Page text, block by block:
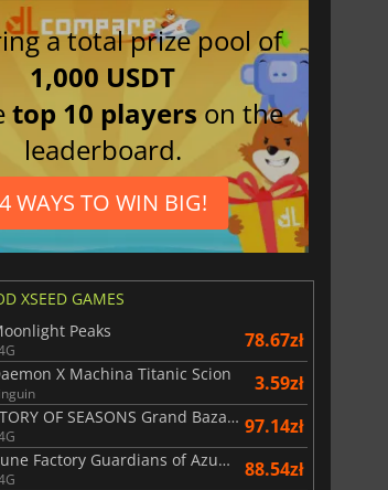
a total prize pool of
1,000 USDT
top 10 players on the
leaderboard.
4 WAYS TO WIN BIG!
XSEED GAMES
Peaks
78.67zł
X Machina Titanic Scion 3.59zł
STORY OF SEASONS Grand Bazaar 97.14zł
Rune Factory Guardians of Azuma 88.54zł